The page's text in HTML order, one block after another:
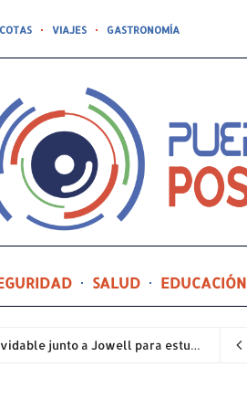
VIAJES GASTRONOMÍA
SALUD EDUCACIÓN
Compañía de Turismo hará realidad un prom inolvidable junto a Jowell para estudiantes de la Escuela Gabriela Mistral